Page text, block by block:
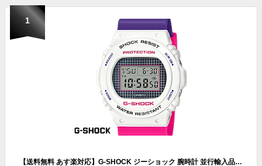
1
【送料無料 あす楽対応】G-SHOCK ジーショック 腕時計 並行輸入品 メンズ men's レディース Ladies デジタル DW-5700THB-7 ホワイト ピンク パープル